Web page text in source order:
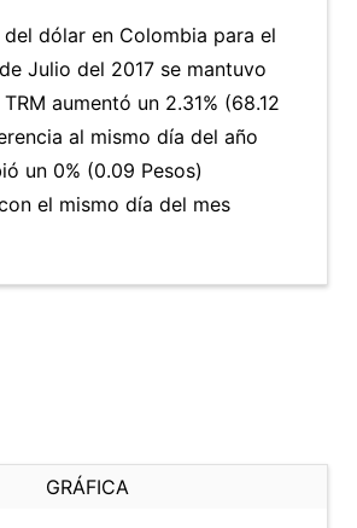
dólar en Colombia para el
Julio del 2017 se mantuvo
aumentó un 2.31% (68.12
al mismo día del año
un 0% (0.09 Pesos)
el mismo día del mes
GRÁFICA